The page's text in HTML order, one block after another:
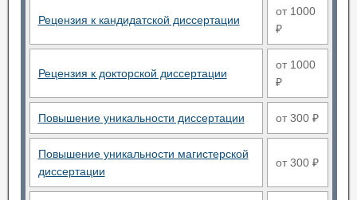
Рецензия к кандидатской диссертации
от 1000
₽
Рецензия к докторской диссертации
от 1000
₽
Повышение уникальности диссертации от 300 ₽
Повышение уникальности магистерской
диссертации
от 300 ₽